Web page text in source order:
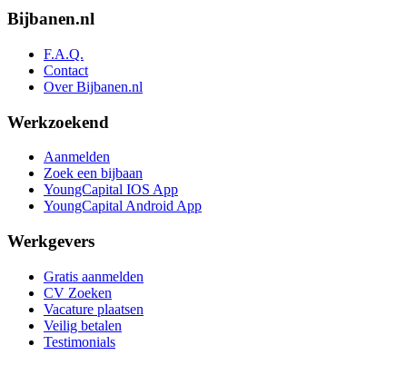
Bijbanen.nl
F.A.Q.
Contact
Over Bijbanen.nl
Werkzoekend
Aanmelden
Zoek een bijbaan
YoungCapital IOS App
YoungCapital Android App
Werkgevers
Gratis aanmelden
CV Zoeken
Vacature plaatsen
Veilig betalen
Testimonials